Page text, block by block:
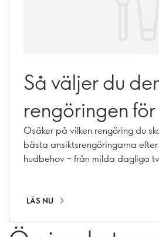
Så väljer du
rengöringen
hudtyp
Osäker på vilken rengöring du
bästa ansiktsrengöringarna
hudbehov – från milda dagliga
LÄS NU